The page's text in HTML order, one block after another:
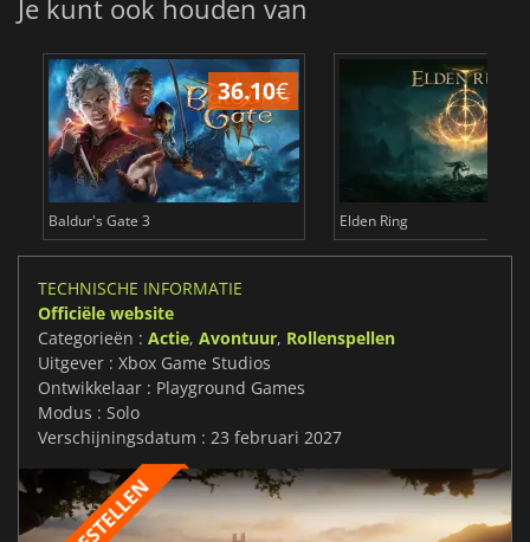
Je kunt ook houden van
36.10€
Baldur's Gate 3 Elden Ring
TECHNISCHE INFORMATIE
Officiële website
Categorieën : Actie, Avontuur, Rollenspellen
Uitgever : Xbox Game Studios
Ontwikkelaar : Playground Games
Modus : Solo
Verschijningsdatum : 23 februari 2027